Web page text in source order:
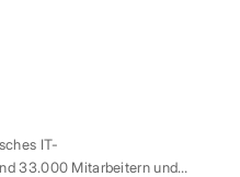
IT-
33.000 Mitarbeitern und